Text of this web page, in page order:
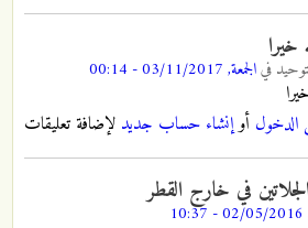
خيرا
فيالجمعة, 03/11/2017 - 00:14
الدخول أوإنشاء حساب جديد لإضافة تعليقات
في خارج القطر